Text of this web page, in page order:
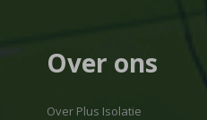
Over ons
Over Plus Isolatie